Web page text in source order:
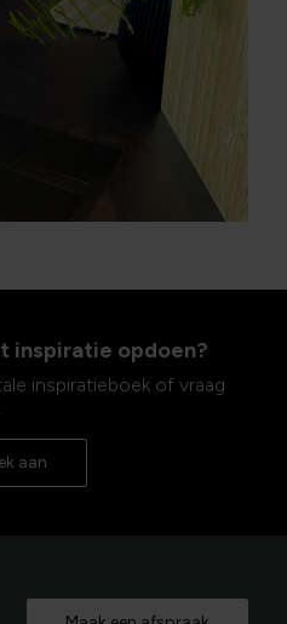
inspiratie opdoen?
inspiratieboek of vraag
aan